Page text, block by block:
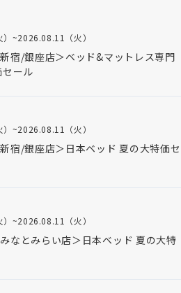
~2026.08.11（火）
宿/銀座店＞ベッド&マットレス専門
ール
~2026.08.11（火）
宿/銀座店＞日本ベッド 夏の大特価セ
~2026.08.11（火）
なとみらい店＞日本ベッド 夏の大特